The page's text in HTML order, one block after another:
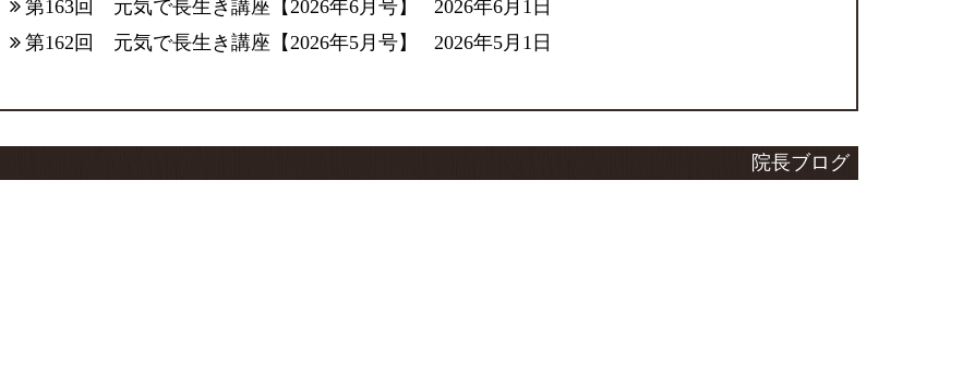
第163回 元気で長生き講座【2026年6月号】
2026年6月1日
第162回 元気で長生き講座【2026年5月号】
2026年5月1日
院長ブログ